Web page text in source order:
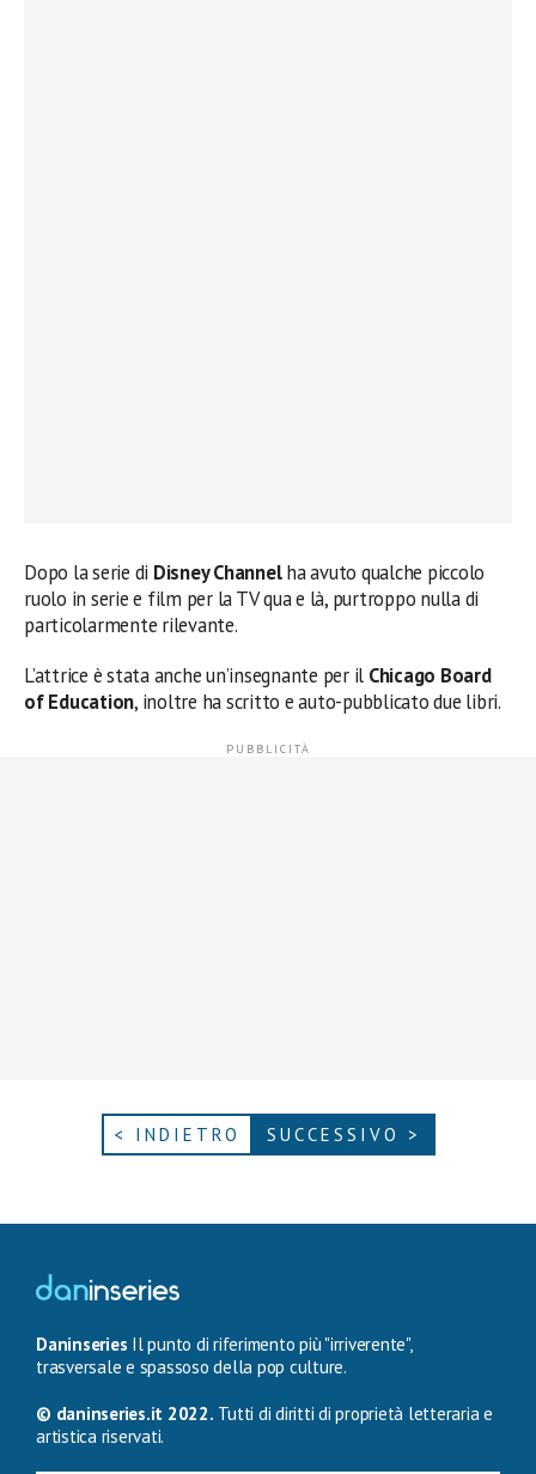
Dopo la serie di Disney Channelha avuto qualche piccolo
ruolo in serie e film per la TV qua e là, purtroppo nulla di
particolarmente rilevante.
L’attrice è stata anche un’insegnante per il Chicago Board
of Education, inoltre ha scritto e auto-pubblicato due libri.
< INDIETRO SUCCESSIVO >
Daninseries Il punto di riferimento più "irriverente",
trasversale e spassoso della pop culture.
© daninseries.it 2022. Tutti di diritti di proprietà letteraria e
artistica riservati.